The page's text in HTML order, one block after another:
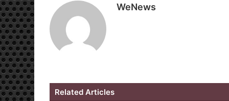
WeNews
Related Articles